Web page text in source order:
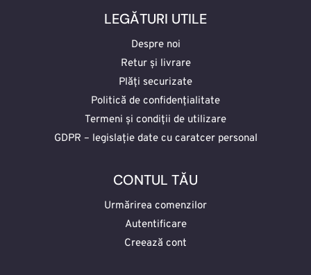
LEGĂTURI UTILE
Despre noi
Retur și livrare
Plăți securizate
Politică de confidențialitate
Termeni și condiții de utilizare
GDPR – legislație date cu caratcer personal
CONTUL TĂU
Urmărirea comenzilor
Autentificare
Creează cont